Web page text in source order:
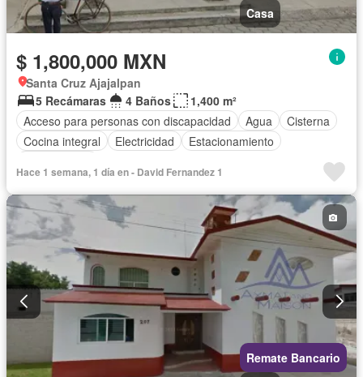
Casa
$ 1,800,000 MXN
Santa Cruz Ajajalpan
5 Recámaras
4 Baños
1,400 m²
Acceso para personas con discapacidad
Agua
Cisterna
Cocina integral
Electricidad
Estacionamiento
Hace 1 semana, 1 día en - David Fernandez 1
Remate Bancario